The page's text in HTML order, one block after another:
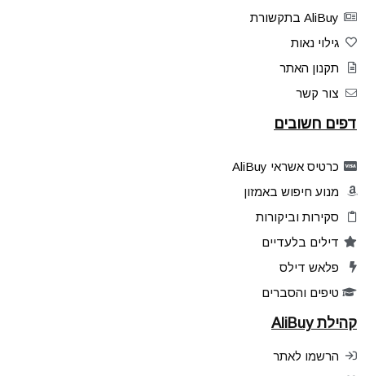
AliBuy בתקשורת
גילוי נאות
תקנון האתר
צור קשר
דפים חשובים
כרטיס אשראי AliBuy
מנוע חיפוש באמזון
סקירות וביקורות
דילים בלעדיים
פלאש דילס
טיפים והסברים
קהילת AliBuy
הרשמו לאתר